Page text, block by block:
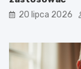
20 lipca 2026